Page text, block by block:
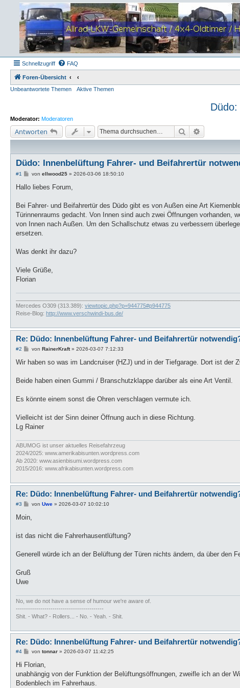
Schnellzugriff FAQ
Foren-Übersicht
Unbeantwortete Themen
Aktive Themen
Moderator: Moderatoren
Antworten Suche
Düdo: Innenbelüftung Fahrer- und Beifahrertür
#1
B
i
a
von ellwood25» 2026-03-06 18:50:10
Hallo liebes Forum,
Bei Fahrer- und Beifahrertür des Düdo gibt es von Außen eine Art
Türinnenraums gedacht. Von Innen sind auch zwei Öffnungen vorhanden,
von Innen nach Außen. Um den Schallschutz etwas zu verbessern
ersetzen.
Was denkt ihr dazu?
Viele Grüße,
Florian
Mercedes O309 (313.389): viewtopic.php?p=944775#p944775
Reise-Blog: http://www.verschwindi-bus.de/
Re: Düdo: Innenbelüftung Fahrer- und Beifahrertür
#2
B
i
a
von RainerKraft» 2026-03-07 7:12:33
Wir haben so was im Landcruiser (HZJ) und in der Tiefgarage. Dort ist
Beide haben einen Gummi / Branschutzklappe darüber als eine Art Ventil.
Es könnte einem sonst die Ohren verschlagen vermute ich.
Vielleicht ist der Sinn deiner Öffnung auch in diese Richtung.
Lg Rainer
ABUMOG ist unser aktuelles Reisefahrzeug
2024/2025: www.amerikabisunten.wordpress.com
Ab 2020: www.asienbisumi.wordpress.com
2015/2016: www.afrikabisunten.wordpress.com
Re: Düdo: Innenbelüftung Fahrer- und Beifahrertür
#3
B
i
t
a
von Uwe» 2026-03-07 10:02:10
Moin,
ist das nicht die Fahrerhausentlüftung?
Generell würde ich an der Belüftung der Türen nichts ändern, da über den
Gruß
Uwe
No, we do not have a sense of humour we're aware of.
-------------------------------------------
Shit. - What? - Rollers... - No. - Yeah. - Shit.
Re: Düdo: Innenbelüftung Fahrer- und Beifahrertür
#4
B
i
r
a
von tonnar» 2026-03-07 11:42:25
Hi Florian,
unabhängig von der Funktion der Belüftungsöffnungen, zweifle ich an der
Bodenblech im Fahrerhaus.